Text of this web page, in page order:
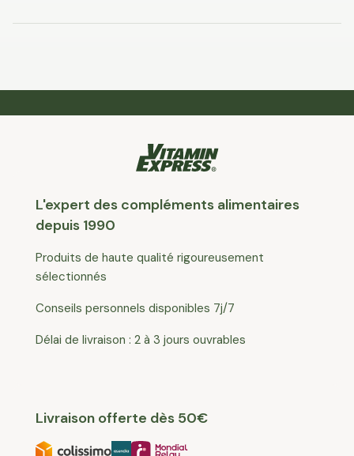
L'expert des compléments alimentaires
depuis 1990
Produits de haute qualité rigoureusement
sélectionnés
Conseils personnels disponibles 7j/7
Délai de livraison : 2 à 3 jours ouvrables
Livraison offerte dès 50€